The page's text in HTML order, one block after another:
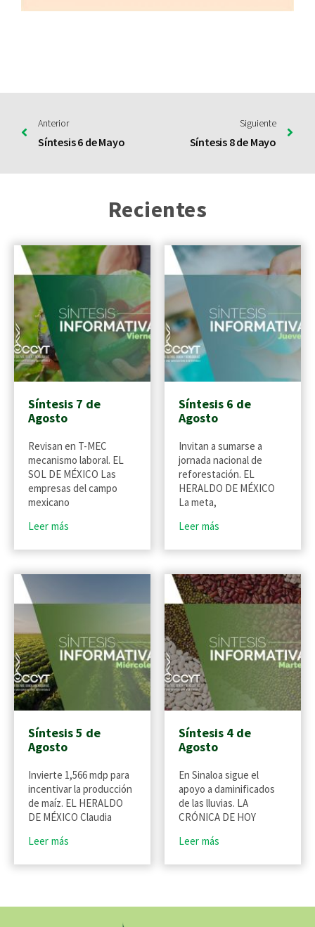
Anterior
Síntesis 6 de Mayo
Siguiente
Síntesis 8 de Mayo
Recientes
Síntesis 7 de
Agosto
Revisan en T-MEC
mecanismo laboral. EL
SOL DE MÉXICO Las
empresas del campo
mexicano
Leer más
Síntesis 6 de
Agosto
Invitan a sumarse a
jornada nacional de
reforestación. EL
HERALDO DE MÉXICO
La meta,
Leer más
Síntesis 5 de
Agosto
Invierte 1,566 mdp para
incentivar la producción
de maíz. EL HERALDO
DE MÉXICO Claudia
Leer más
Síntesis 4 de
Agosto
En Sinaloa sigue el
apoyo a daminificados
de las lluvias. LA
CRÓNICA DE HOY
Leer más